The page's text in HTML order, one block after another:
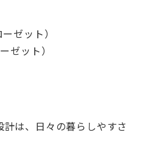
ゼット）
ゼット）
は、日々の暮らしやすさ